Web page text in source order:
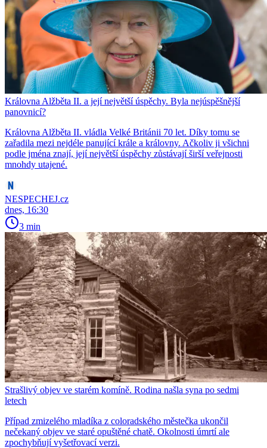
Královna Alžběta II. a její největší úspěchy. Byla nejúspěšnější
panovnicí?
Královna Alžběta II. vládla Velké Británii 70 let. Díky tomu se
zařadila mezi nejdéle panující krále a královny. Ačkoliv ji všichni
podle jména znají, její největší úspěchy zůstávají širší veřejnosti
mnohdy utajené.
NESPECHEJ.cz
dnes, 16:30
3 min
Strašlivý objev ve starém komíně. Rodina našla syna po sedmi
letech
Případ zmizelého mladíka z coloradského městečka ukončil
nečekaný objev ve staré opuštěné chatě. Okolnosti úmrtí ale
zpochybňují vyšetřovací verzi.